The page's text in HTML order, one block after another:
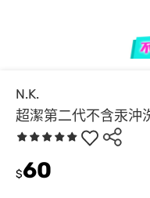
N.K.
超潔第二代不含汞沖
$60